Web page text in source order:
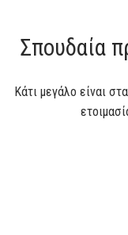
Σπουδαία
Κάτι μεγάλο είναι